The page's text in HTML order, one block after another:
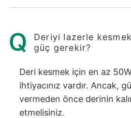
Deriyi lazerle
güç gerekir?
Deri kesmek için en az
ihtiyacınız vardır. Ancak,
vermeden önce derinin
etmelisiniz.